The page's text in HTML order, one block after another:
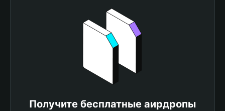
Получите бесплатные аирдропы